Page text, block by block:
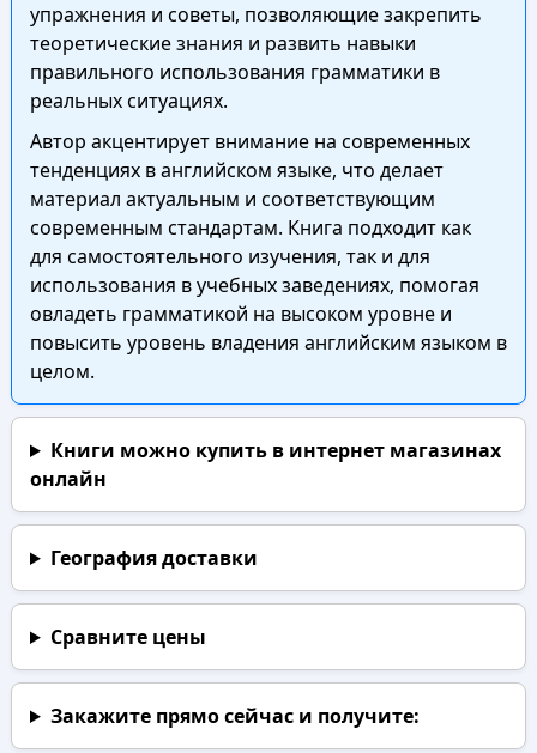
упражнения и советы, позволяющие закрепить
теоретические знания и развить навыки
правильного использования грамматики в
реальных ситуациях.
Автор акцентирует внимание на современных
тенденциях в английском языке, что делает
материал актуальным и соответствующим
современным стандартам. Книга подходит как
для самостоятельного изучения, так и для
использования в учебных заведениях, помогая
овладеть грамматикой на высоком уровне и
повысить уровень владения английским языком в
целом.
Книги можно купить в интернет магазинах
онлайн
География доставки
Сравните цены
Закажите прямо сейчаси получите: